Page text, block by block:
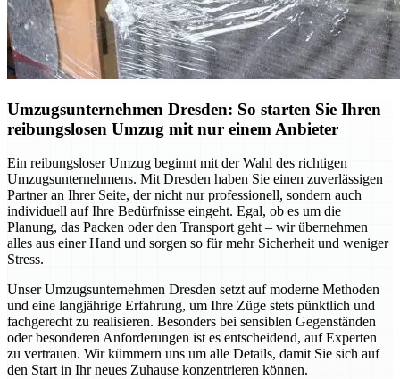
Umzugsunternehmen Dresden: So starten Sie Ihren
reibungslosen Umzug mit nur einem Anbieter
Ein reibungsloser Umzug beginnt mit der Wahl des richtigen
Umzugsunternehmens. Mit Dresden haben Sie einen zuverlässigen
Partner an Ihrer Seite, der nicht nur professionell, sondern auch
individuell auf Ihre Bedürfnisse eingeht. Egal, ob es um die
Planung, das Packen oder den Transport geht – wir übernehmen
alles aus einer Hand und sorgen so für mehr Sicherheit und weniger
Stress.
Unser Umzugsunternehmen Dresden setzt auf moderne Methoden
und eine langjährige Erfahrung, um Ihre Züge stets pünktlich und
fachgerecht zu realisieren. Besonders bei sensiblen Gegenständen
oder besonderen Anforderungen ist es entscheidend, auf Experten
zu vertrauen. Wir kümmern uns um alle Details, damit Sie sich auf
den Start in Ihr neues Zuhause konzentrieren können.